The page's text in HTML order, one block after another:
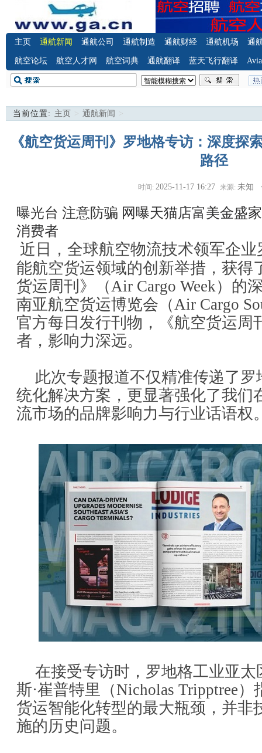
主页 通航新闻 通航公司 通航制造 通航财经 通航机场 通
航空论坛 航空人才网 航空词典 通航翻译 蓝天飞行翻译
当前位置: 主页 > 通航新闻 >
《航空货运周刊》罗地格专访：深度探
路径
时间: 2025-11-17 16:27 来源: 未知
曝光台 注意防骗 网曝天猫店富美金盛
消费者
近日，全球航空物流技术领军企
能航空货运领域的创新举措，获得
货运周刊》（Air Cargo Week）的
南亚航空货运博览会（Air Cargo
官方每日发行刊物，《航空货运周
者，影响力深远。
此次专题报道不仅精准传递了
统化解决方案，更显著强化了我们
流市场的品牌影响力与行业话语权
在接受专访时，罗地格工业亚
斯·崔普特里（Nicholas Tripptree
货运智能化转型的最大瓶颈，并非
施的历史问题。